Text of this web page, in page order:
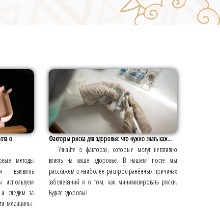
о
методы
выявлять
следим за
медицины.
Факторы риска для здоровья: что нужно знать каж...
Узнайте о факторах, которые могут негативно
влиять на ваше здоровье. В нашем посте мы
расскажем о наиболее распространённых причинах
заболеваний и о том, как минимизировать риски.
Будьте здоровы!